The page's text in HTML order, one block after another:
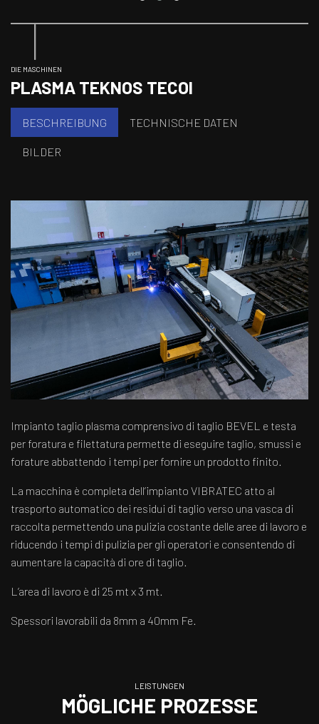
DIE MASCHINEN
PLASMA TEKNOS TECOI
BESCHREIBUNG TECHNISCHE DATEN
BILDER
Impianto taglio plasma comprensivo di taglio BEVEL e testa
per foratura e filettatura permette di eseguire taglio, smussi e
forature abbattendo i tempi per fornire un prodotto finito.
La macchina è completa dell’impianto VIBRATEC atto al
trasporto automatico dei residui di taglio verso una vasca di
raccolta permettendo una pulizia costante delle aree di lavoro e
riducendo i tempi di pulizia per gli operatori e consentendo di
aumentare la capacità di ore di taglio.
L’area di lavoro è di 25 mt x 3 mt.
Spessori lavorabili da 8mm a 40mm Fe.
LEISTUNGEN
MÖGLICHE PROZESSE